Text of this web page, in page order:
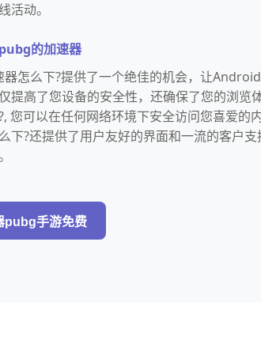
活动。
的加速器
怎么下?提供了一个绝佳的机会，让
提高了您设备的安全性，还确保了您的浏览
您可以在任何网络环境下安全访问您喜爱的
下?还提供了用户友好的界面和一流的客户
pubg手游免费